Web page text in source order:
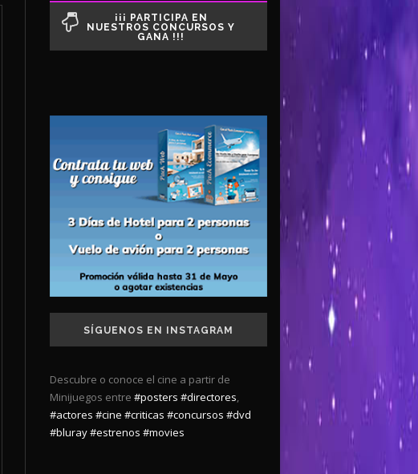
¡¡¡ PARTICIPA EN
NUESTROS CONCURSOS Y
GANA !!!
SÍGUENOS EN INSTAGRAM
Descubre o conoce el cine a partir de
Minijuegos entre #posters #directores,
#actores #cine #criticas #concursos #dvd
#bluray#estrenos #movies